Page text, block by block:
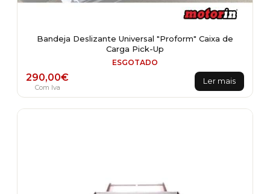
Bandeja Deslizante Universal "Proform" Caixa de
Carga Pick-Up
ESGOTADO
290,00€
Com Iva
Ler mais